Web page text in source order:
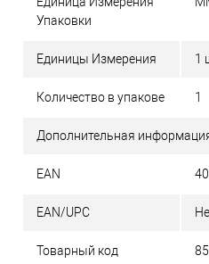
Упаковки
Единицы Измерения 1
Количество в упакове 1
Дополнительная
EAN
EAN/UPC
Товарный код